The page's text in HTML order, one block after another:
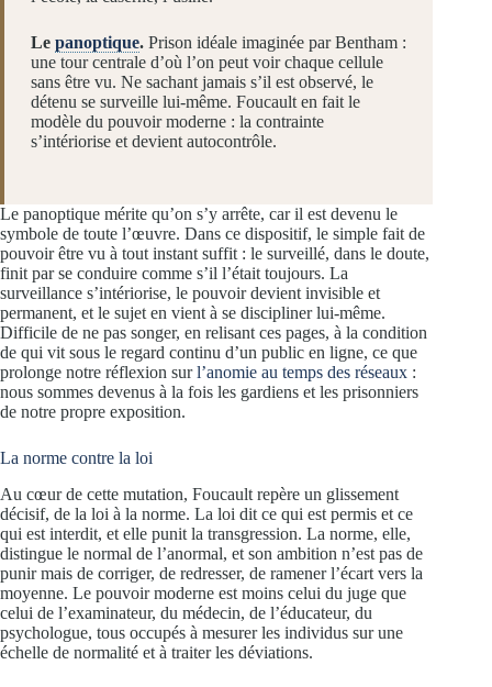
Le panoptique. Prison idéale imaginée par Bentham :
une tour centrale d’où l’on peut voir chaque cellule
sans être vu. Ne sachant jamais s’il est observé, le
détenu se surveille lui-même. Foucault en fait le
modèle du pouvoir moderne : la contrainte
s’intériorise et devient autocontrôle.
Le panoptique mérite qu’on s’y arrête, car il est devenu le
symbole de toute l’œuvre. Dans ce dispositif, le simple fait de
pouvoir être vu à tout instant suffit : le surveillé, dans le doute,
finit par se conduire comme s’il l’était toujours. La
surveillance s’intériorise, le pouvoir devient invisible et
permanent, et le sujet en vient à se discipliner lui-même.
Difficile de ne pas songer, en relisant ces pages, à la condition
de qui vit sous le regard continu d’un public en ligne, ce que
prolonge notre réflexion surl’anomie au temps des réseaux :
nous sommes devenus à la fois les gardiens et les prisonniers
de notre propre exposition.
La norme contre la loi
Au cœur de cette mutation, Foucault repère un glissement
décisif, de la loi à la norme. La loi dit ce qui est permis et ce
qui est interdit, et elle punit la transgression. La norme, elle,
distingue le normal de l’anormal, et son ambition n’est pas de
punir mais de corriger, de redresser, de ramener l’écart vers la
moyenne. Le pouvoir moderne est moins celui du juge que
celui de l’examinateur, du médecin, de l’éducateur, du
psychologue, tous occupés à mesurer les individus sur une
échelle de normalité et à traiter les déviations.